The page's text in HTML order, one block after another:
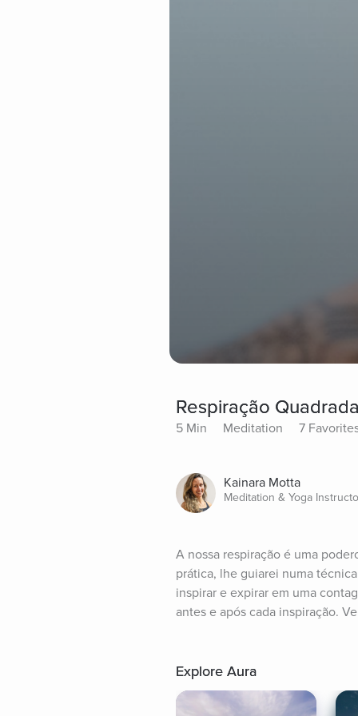
Respiração
5 Min Meditation 7
Kainara Motta
Meditation & Yoga
A nossa respiração é uma
prática, lhe guiarei numa
inspirar e expirar em uma
antes e após cada inspiração.
Explore Aura